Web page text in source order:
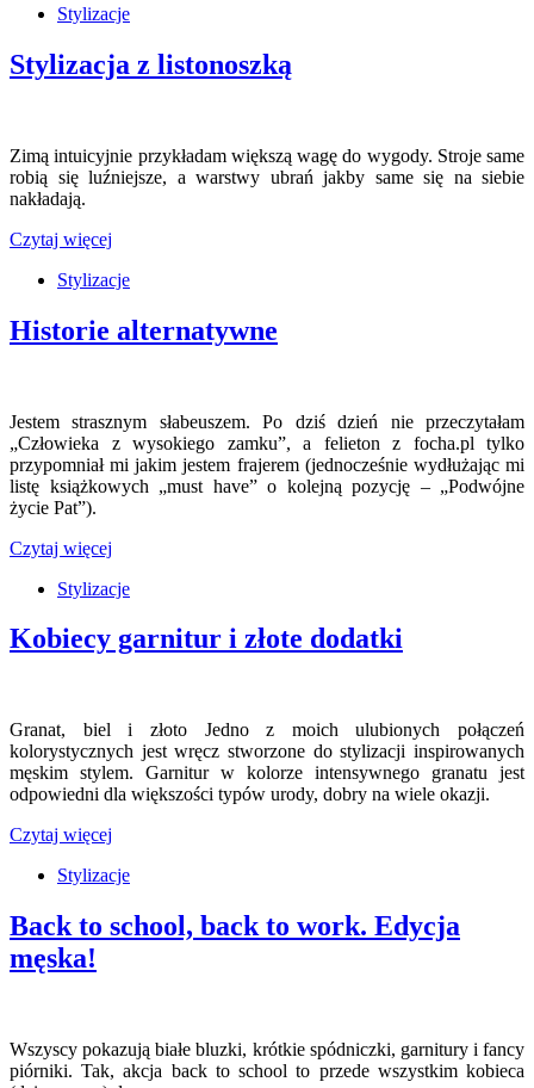
Stylizacje
Stylizacja z listonoszką
Zimą intuicyjnie przykładam większą wagę do wygody. Stroje same
robią się luźniejsze, a warstwy ubrań jakby same się na siebie
nakładają.
Czytaj więcej
Stylizacje
Historie alternatywne
Jestem strasznym słabeuszem. Po dziś dzień nie przeczytałam
„Człowieka z wysokiego zamku”, a felieton z focha.pl tylko
przypomniał mi jakim jestem frajerem (jednocześnie wydłużając mi
listę książkowych „must have” o kolejną pozycję – „Podwójne
życie Pat”).
Czytaj więcej
Stylizacje
Kobiecy garnitur i złote dodatki
Granat, biel i złoto Jedno z moich ulubionych połączeń
kolorystycznych jest wręcz stworzone do stylizacji inspirowanych
męskim stylem. Garnitur w kolorze intensywnego granatu jest
odpowiedni dla większości typów urody, dobry na wiele okazji.
Czytaj więcej
Stylizacje
Back to school, back to work. Edycja
męska!
Wszyscy pokazują białe bluzki, krótkie spódniczki, garnitury i fancy
piórniki. Tak, akcja back to school to przede wszystkim kobieca